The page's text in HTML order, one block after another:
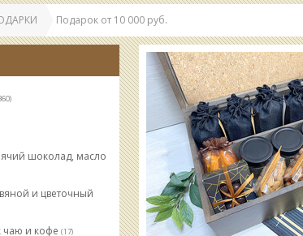
Подарок от 10 000 руб.
шоколад, масло
и цветочный
и кофе (17)